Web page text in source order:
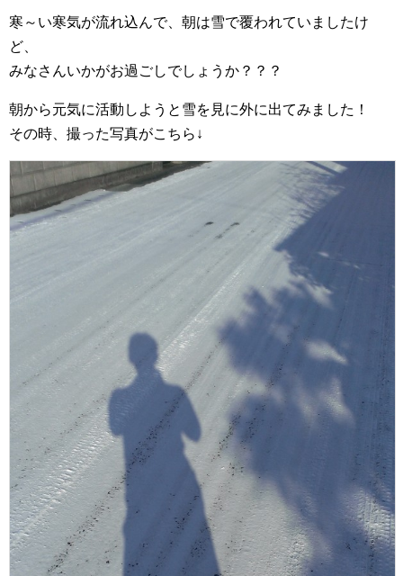
寒～い寒気が流れ込んで、朝は雪で覆われていましたけ
ど、
みなさんいかがお過ごしでしょうか？？？
朝から元気に活動しようと雪を見に外に出てみました！
その時、撮った写真がこちら↓